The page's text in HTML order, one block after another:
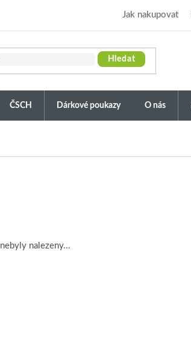
Jak nakupovat
Hledat
ČSCH Dárkové poukazy O nás
nebyly nalezeny...